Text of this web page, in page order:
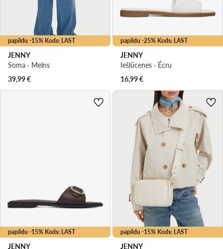
papildu -15% Kods: LAST
JENNY
Soma · Melns
39,99€
papildu -25% Kods: LAST
JENNY
Iešļūcenes · Écru
16,99€
papildu -15% Kods: LAST
JENNY
papildu -15% Kods: LAST
JENNY